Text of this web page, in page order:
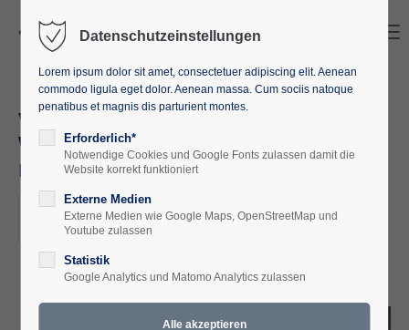
Von Wassern, Wünschen und
Wölfen - Ein literarisch
musikalischer Abend
2025-03-14, 20:00
ORT: EUROPÄISCHE AKADEMIE M-V
Datenschutzeinstellungen
Lorem ipsum dolor sit amet, consectetuer adipiscing elit. Aenean
commodo ligula eget dolor. Aenean massa. Cum sociis natoque
penatibus et magnis dis parturient montes.
Erforderlich*
Notwendige Cookies und Google Fonts zulassen damit die
Website korrekt funktioniert
Externe Medien
Externe Medien wie Google Maps, OpenStreetMap und
Youtube zulassen
Statistik
Google Analytics und Matomo Analytics zulassen